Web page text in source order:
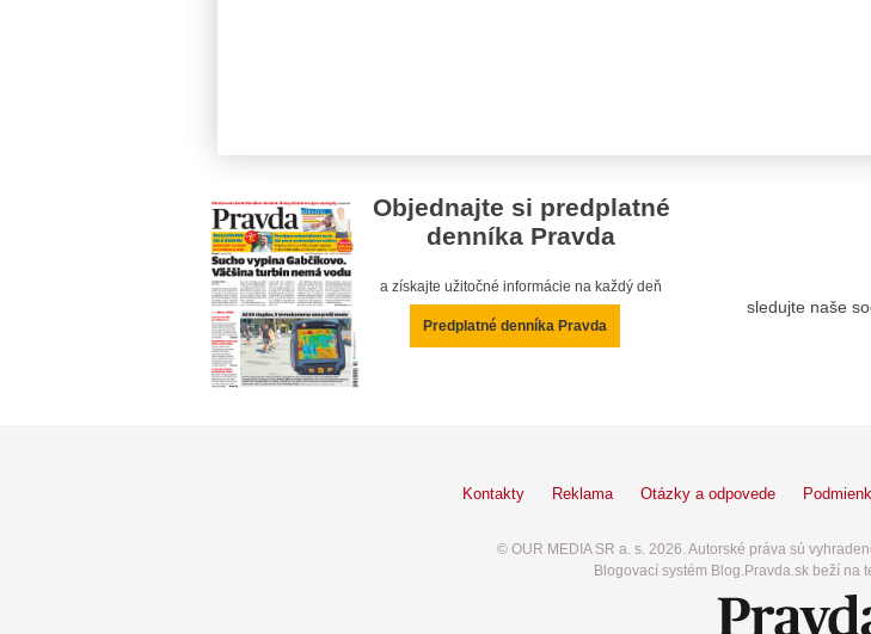
Objednajte si predplatné
denníka Pravda
a získajte užitočné informácie na každý deň
Predplatné denníka Pravda
sledujte naše
Kontakty Reklama Otázky a odpovede
© OUR MEDIA SR a. s. 2026. Autorské práva sú
Blogovací systém Blog.Pravda.sk beží na